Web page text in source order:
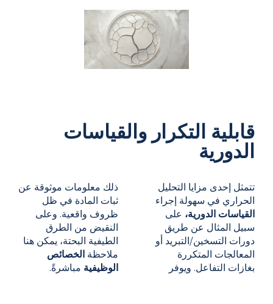
قابلية التكرار والقياسات
الدورية
تتمثل إحدى مزايا التحليل
الحراري في سهولة إجراء
القياسات الدورية، على
سبيل المثال عن طريق
دورات التسخين/التبريد أو
المعالجات المتكررة
بغازات التفاعل. ويوفر
ذلك معلومات موثوقة عن
ثبات المادة في ظل
ظروف واقعية. وعلى
النقيض من الطرق
الطيفية البحتة، يمكن هنا
ملاحظة الخصائص
الوظيفية مباشرةً.